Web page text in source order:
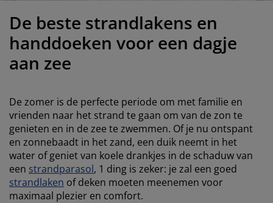
De beste strandlakens en
handdoeken voor een dagje
aan zee
De zomer is de perfecte periode om met familie en
vrienden naar het strand te gaan om van de zon te
genieten en in de zee te zwemmen. Of je nu ontspant
en zonnebaadt in het zand, een duik neemt in het
water of geniet van koele drankjes in de schaduw van
een strandparasol, 1 ding is zeker: je zal een goed
strandlaken of deken moeten meenemen voor
maximaal plezier en comfort.